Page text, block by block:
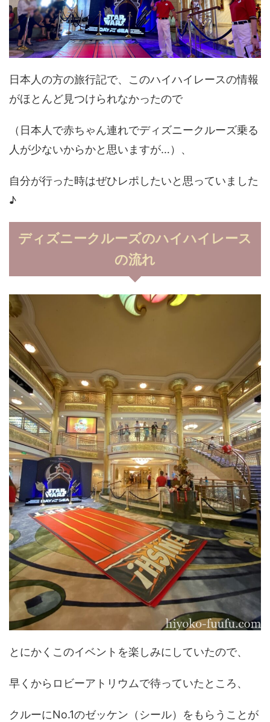
日本人の方の旅行記で、このハイハイレースの情報
がほとんど見つけられなかったので
（日本人で赤ちゃん連れでディズニークルーズ乗る
人が少ないからかと思いますが…）、
自分が行った時はぜひレポしたいと思っていました
♪
ディズニークルーズのハイハイレース
の流れ
とにかくこのイベントを楽しみにしていたので、
早くからロビーアトリウムで待っていたところ、
クルーにNo.1のゼッケン（シール）をもらうことが